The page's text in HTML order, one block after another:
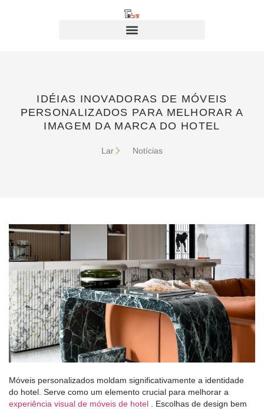
IDÉIAS INOVADORAS DE MÓVEIS
PERSONALIZADOS PARA MELHORAR A
IMAGEM DA MARCA DO HOTEL
Lar Notícias
Móveis personalizados moldam significativamente a identidade
do hotel. Serve como um elemento crucial para melhorar a
experiência visual de móveis de hotel
. Escolhas de design bem